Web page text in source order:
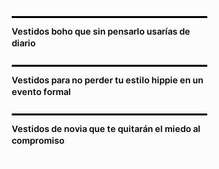
Vestidos boho que sin pensarlo usarías de
diario
Vestidos para no perder tu estilo hippie en un
evento formal
Vestidos de novia que te quitarán el miedo al
compromiso